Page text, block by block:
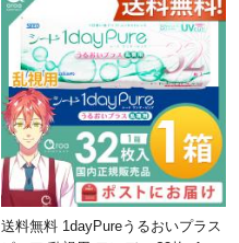
送料無料 1dayPureうるおいプラス